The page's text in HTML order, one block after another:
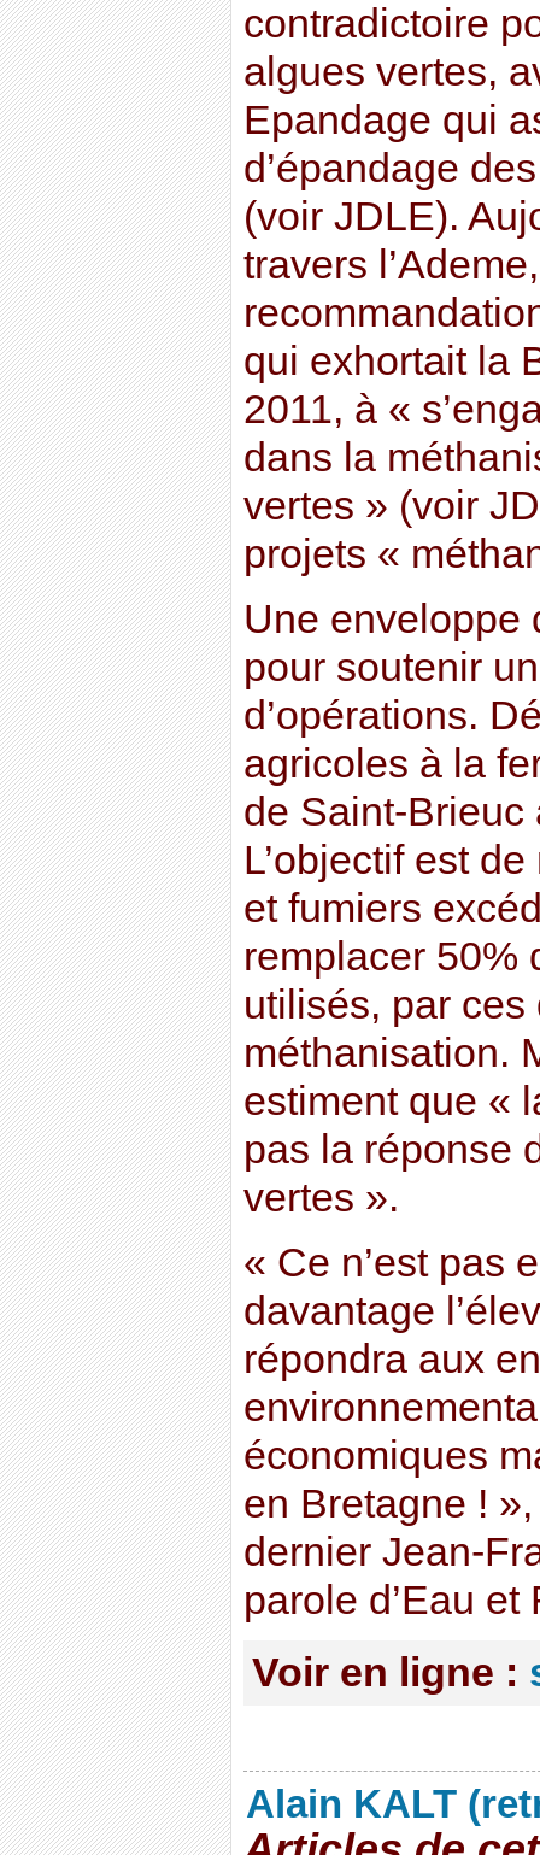
contradictoire
algues vertes,
Epandage qui
d’épandage
(voir JDLE).
travers
qui exhortait la
2011, à «
dans la
vertes » (voir
projets «
Une enveloppe
pour soutenir
d’opérations.
agricoles à la
de Saint-Brieuc
L’objectif est
et fumiers
remplacer 50%
utilisés, par
méthanisation.
estiment que «
pas la réponse
vertes ».
« Ce n’est pas
davantage
répondra aux
économiques
en Bretagne !
dernier Jean-
parole d’Eau
Voir en ligne :
Alain KALT